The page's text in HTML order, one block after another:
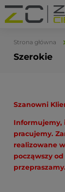
Strona główna
Szerokie
Szanowni
Informujemy,
pracujemy.
realizowane
począwszy
przepraszamy.